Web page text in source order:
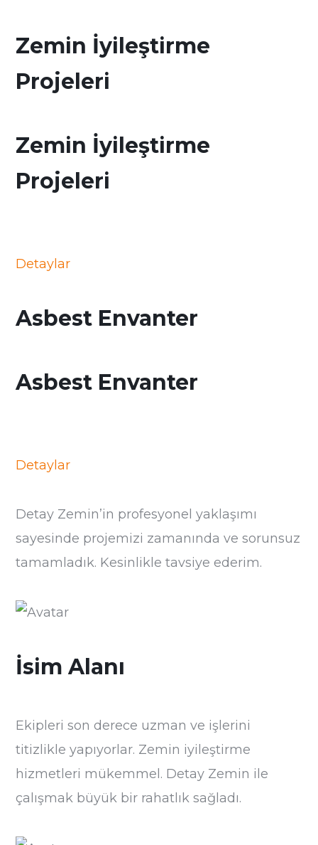
Zemin İyileştirme
Projeleri
Zemin İyileştirme
Projeleri
Detaylar
Asbest Envanter
Asbest Envanter
Detaylar
Detay Zemin’in profesyonel yaklaşımı
sayesinde projemizi zamanında ve sorunsuz
tamamladık. Kesinlikle tavsiye ederim.
İsim Alanı
Ekipleri son derece uzman ve işlerini
titizlikle yapıyorlar. Zemin iyileştirme
hizmetleri mükemmel. Detay Zemin ile
çalışmak büyük bir rahatlık sağladı.